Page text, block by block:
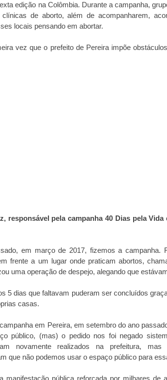
edição na Colômbia. Durante a campanha,
de aborto, além de acompanharem,
locais pensando em abortar.
vez que o prefeito de Pereira impõe
responsável pela campanha 40 Dias pela
em março de 2017, fizemos a campanha.
frente a um lugar onde praticam abortos,
uma operação de despejo, alegando que
5 dias que faltavam puderam ser concluídos
casas.
em Pereira, em setembro do ano
público, (mas) o pedido nos foi negado
novamente realizados na prefeitura, mas
que não podemos usar o espaço público para
manifestação pública reforçada por milhares de